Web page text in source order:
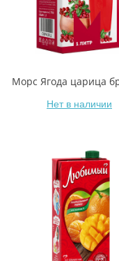
Нет в наличии